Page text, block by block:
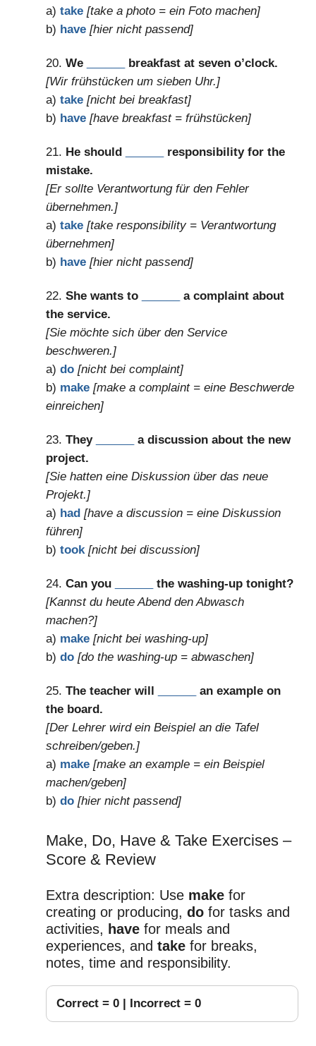
a) take [take a photo = ein Foto machen]
b) have [hier nicht passend]
20. We
breakfast at seven o’clock.
[Wir frühstücken um sieben Uhr.]
a) take [nicht bei breakfast]
b) have [have breakfast = frühstücken]
21. He should
responsibility for the
mistake.
[Er sollte Verantwortung für den Fehler
übernehmen.]
a) take [take responsibility = Verantwortung
übernehmen]
b) have [hier nicht passend]
22. She wants to
a complaint about
the service.
[Sie möchte sich über den Service
beschweren.]
a) do [nicht bei complaint]
b) make [make a complaint = eine Beschwerde
einreichen]
23. They
a discussion about the new
project.
[Sie hatten eine Diskussion über das neue
Projekt.]
a) had [have a discussion = eine Diskussion
führen]
b) took [nicht bei discussion]
24. Can you
the washing-up tonight?
[Kannst du heute Abend den Abwasch
machen?]
a) make [nicht bei washing-up]
b) do [do the washing-up = abwaschen]
25. The teacher will
an example on
the board.
[Der Lehrer wird ein Beispiel an die Tafel
schreiben/geben.]
a) make [make an example = ein Beispiel
machen/geben]
b) do [hier nicht passend]
Make, Do, Have & Take Exercises –
Score & Review
Extra description: Use makefor
creating or producing, dofor tasks and
activities, havefor meals and
experiences, and takefor breaks,
notes, time and responsibility.
Correct = 0| Incorrect = 0